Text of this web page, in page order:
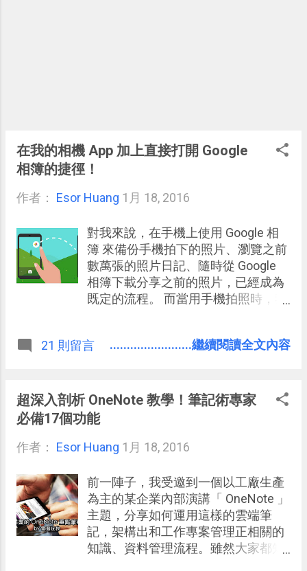
在我的相機 App 加上直接打開 Google
相簿的捷徑！
作者： Esor Huang 1月 18, 2016
對我來說，在手機上使用 Google 相
簿 來備份手機拍下的照片、瀏覽之前
數萬張的照片日記、隨時從 Google
相簿下載分享之前的照片，已經成為
既定的流程。 而當用手機拍照時，我
相機 App 也可以整合 Google 相簿就
幫手發出通知， 告訴我可以在內建相
機加上 Google 相簿捷徑 ，只要用相
結按鈕，可以快速在 Google 相簿開
21 則留言 ........................繼續閱讀全文內容
超深入剖析 OneNote 教學！筆記術專家
必備17個功能
作者： Esor Huang 1月 18, 2016
前一陣子，我受邀到一個以工廠生產
為主的某企業內部演講「 OneNote 」
主題，分享如何運用這樣的雲端筆
記，架構出和工作專案管理正相關的
知識、資料管理流程。雖然大家都知